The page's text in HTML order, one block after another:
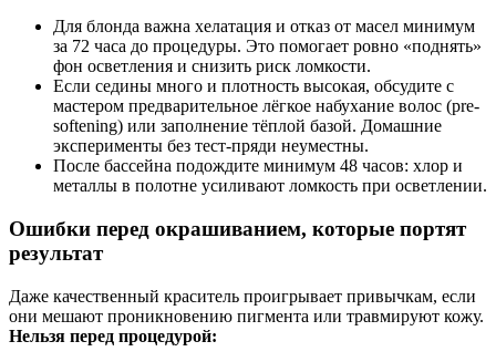
Для блонда важна хелатация и отказ от масел минимум
за 72 часа до процедуры. Это помогает ровно «поднять»
фон осветления и снизить риск ломкости.
Если седины много и плотность высокая, обсудите с
мастером предварительное лёгкое набухание волос (pre-
softening) или заполнение тёплой базой. Домашние
эксперименты без тест‑пряди неуместны.
После бассейна подождите минимум 48 часов: хлор и
металлы в полотне усиливают ломкость при осветлении.
Ошибки перед окрашиванием, которые портят
результат
Даже качественный краситель проигрывает привычкам, если
они мешают проникновению пигмента или травмируют кожу.
Нельзя перед процедурой: